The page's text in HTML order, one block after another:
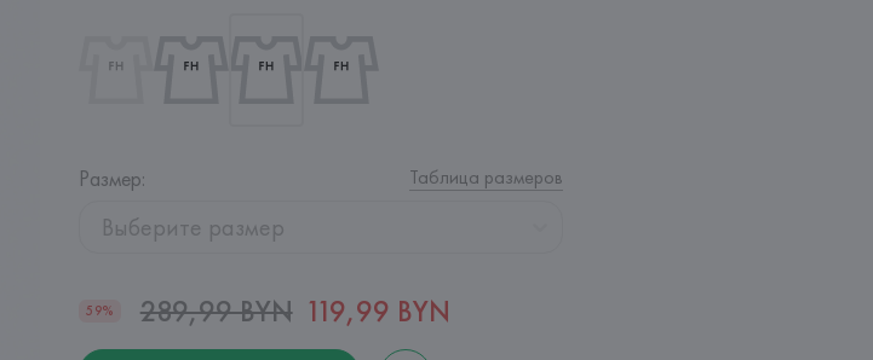
Размер: Таблица размеров
Выберите размер
59% 289,99 BYN 119,99 BYN